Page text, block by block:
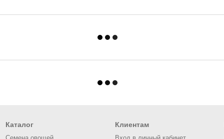
Каталог Клиентам